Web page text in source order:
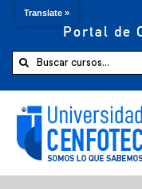
Portal de
Buscar:
Comprar ahora
Translate »